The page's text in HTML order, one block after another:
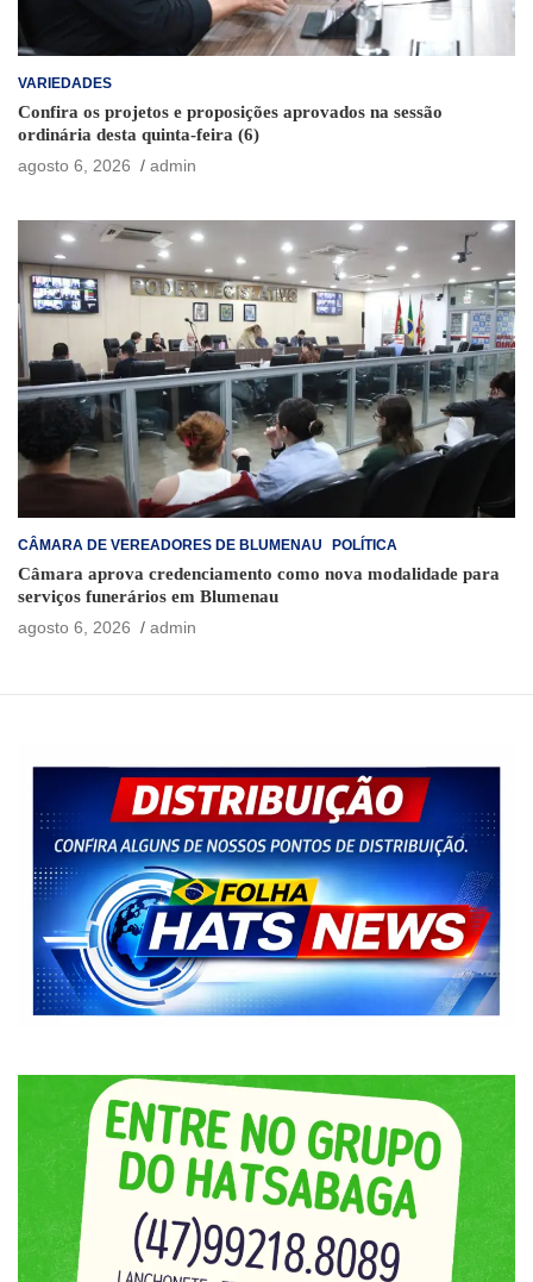
VARIEDADES
Confira os projetos e proposições aprovados na sessão
ordinária desta quinta-feira (6)
agosto 6, 2026
admin
CÂMARA DE VEREADORES DE BLUMENAU POLÍTICA
Câmara aprova credenciamento como nova modalidade para
serviços funerários em Blumenau
agosto 6, 2026
admin